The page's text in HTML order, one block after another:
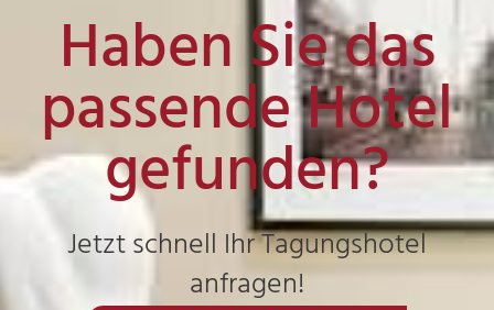
Haben Sie das
passende Hotel
gefunden?
Jetzt schnell Ihr Tagungshotel
anfragen!